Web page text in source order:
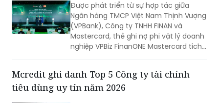
Được phát triển từ sự hợp tác giữa
Ngân hàng TMCP Việt Nam Thịnh Vượng
(VPBank), Công ty TNHH FINAN và
Mastercard, thẻ ghi nợ phi vật lý doanh
nghiệp VPBiz FinanONE Mastercard tích
doanh nghiệp rút ngắn quy trình phê
duyệt chi tiêu, trao quyền chủ động
Mcredit ghi danh Top 5 Công ty tài chính
tiêu dùng uy tín năm 2026